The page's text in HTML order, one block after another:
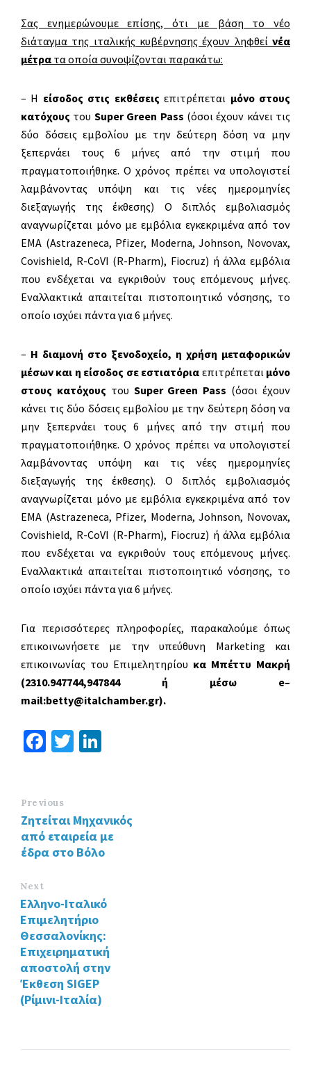
Σας ενημερώνουμε επίσης, ότι με βάση το νέο
διάταγμα της ιταλικής κυβέρνησης έχουν ληφθεί νέα
μέτρα τα οποία συνοψίζονται παρακάτω:
– Η είσοδος στις εκθέσεις επιτρέπεται μόνο στους
κατόχους του Super Green Pass (όσοι έχουν κάνει τις
δύο δόσεις εμβολίου με την δεύτερη δόση να μην
ξεπερνάει τους 6 μήνες από την στιμή που
πραγματοποιήθηκε. Ο χρόνος πρέπει να υπολογιστεί
λαμβάνοντας υπόψη και τις νέες ημερομηνίες
διεξαγωγής της έκθεσης) Ο διπλός εμβολιασμός
αναγνωρίζεται μόνο με εμβόλια εγκεκριμένα από τον
EMA (Astrazeneca, Pfizer, Moderna, Johnson, Novovax,
Covishield, R-CoVI (R-Pharm), Fiocruz) ή άλλα εμβόλια
που ενδέχεται να εγκριθούν τους επόμενους μήνες.
Εναλλακτικά απαιτείται πιστοποιητικό νόσησης, το
οποίο ισχύει πάντα για 6 μήνες.
– Η διαμονή στο ξενοδοχείο, η χρήση μεταφορικών
μέσων και η είσοδος σε εστιατόρια επιτρέπεται μόνο
στους κατόχους του Super Green Pass (όσοι έχουν
κάνει τις δύο δόσεις εμβολίου με την δεύτερη δόση να
μην ξεπερνάει τους 6 μήνες από την στιμή που
πραγματοποιήθηκε. Ο χρόνος πρέπει να υπολογιστεί
λαμβάνοντας υπόψη και τις νέες ημερομηνίες
διεξαγωγής της έκθεσης). Ο διπλός εμβολιασμός
αναγνωρίζεται μόνο με εμβόλια εγκεκριμένα από τον
EMA (Astrazeneca, Pfizer, Moderna, Johnson, Novovax,
Covishield, R-CoVI (R-Pharm), Fiocruz) ή άλλα εμβόλια
που ενδέχεται να εγκριθούν τους επόμενους μήνες.
Εναλλακτικά απαιτείται πιστοποιητικό νόσησης, το
οποίο ισχύει πάντα για 6 μήνες.
Για περισσότερες πληροφορίες, παρακαλούμε όπως
επικοινωνήσετε με την υπεύθυνη Marketing και
επικοινωνίας του Επιμελητηρίου κα Μπέττυ Μακρή
(2310.947744,947844 ή μέσω e–
mail:betty@italchamber.gr).
Fa
o
o
k
T
n
Previous
Ζητείται Μηχανικός
από εταιρεία με
έδρα στο Βόλο
Next
Ελληνο-Ιταλικό
Επιμελητήριο
Θεσσαλονίκης:
Επιχειρηματική
αποστολή στην
Έκθεση SIGEP
(Ρίμινι-Ιταλία)